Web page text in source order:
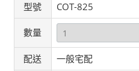
型號
COT-825
數量
配送 一般宅配